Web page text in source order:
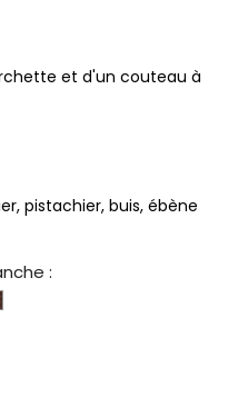
et d'un couteau à
pistachier, buis, ébène
: